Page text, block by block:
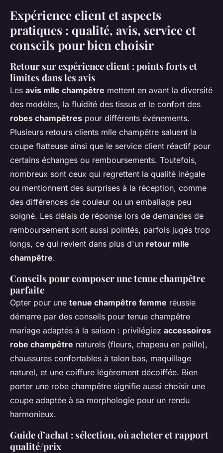
Expérience client et aspects
pratiques : qualité, avis, service et
conseils pour bien choisir
Retour sur expérience client : points forts et
limites dans les avis
Les avis mlle champêtre mettent en avant la diversité
des modèles, la fluidité des tissus et le confort des
robes champêtres pour différents événements.
Plusieurs retours clients mlle champêtre saluent la
coupe flatteuse ainsi que le service client réactif pour
certains échanges ou remboursements. Toutefois,
nombreux sont ceux qui regrettent la qualité inégale
ou mentionnent des surprises à la réception, comme
des différences de couleur ou un emballage peu
soigné. Les délais de réponse lors de demandes de
remboursement sont aussi pointés, parfois jugés trop
longs, ce qui revient dans plus d'un retour mlle
champêtre.
Conseils pour composer une tenue champêtre
parfaite
Opter pour une tenue champêtre femme réussie
démarre par des conseils pour tenue champêtre
mariage adaptés à la saison : privilégiez accessoires
robe champêtre naturels (fleurs, chapeau en paille),
chaussures confortables à talon bas, maquillage
naturel, et une coiffure légèrement décoiffée. Bien
porter une robe champêtre signifie aussi choisir une
coupe adaptée à sa morphologie pour un rendu
harmonieux.
Guide d’achat : sélection, où acheter et rapport
qualité/prix